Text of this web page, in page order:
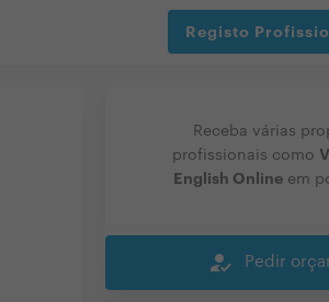
Registo
Receba várias
profissionais como
English Onlineem
how_to_reg Pedir